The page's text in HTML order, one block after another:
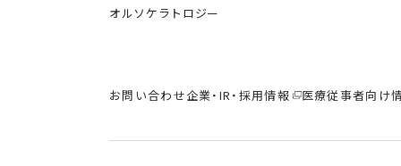
オルソケラトロジー
お問い合わせ企業・IR・採用情報 医療従事者向け